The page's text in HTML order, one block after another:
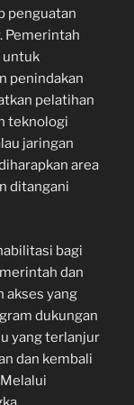
penguatan
Pemerintah
untuk
penindakan
pelatihan
teknologi
jaringan
area
ditangani
bagi
dan
akses yang
dukungan
yang terlanjur
dan kembali